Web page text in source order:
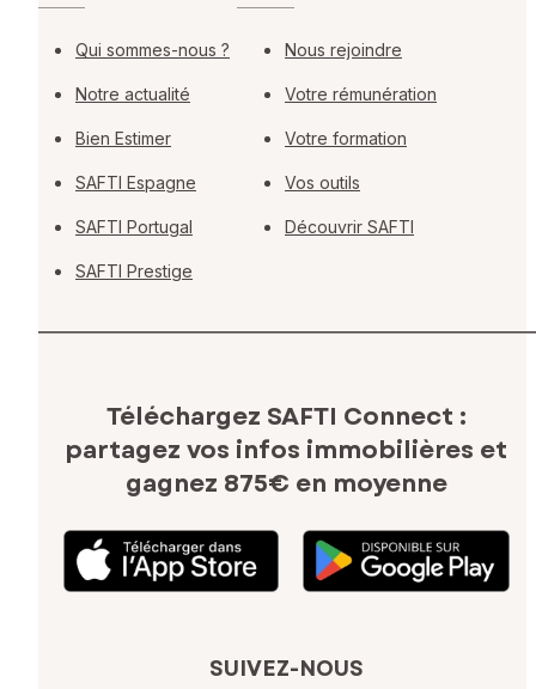
Qui sommes-nous ?
Notre actualité
Bien Estimer
SAFTI Espagne
SAFTI Portugal
SAFTI Prestige
Nous rejoindre
Votre rémunération
Votre formation
Vos outils
Découvrir SAFTI
Téléchargez SAFTI Connect :
partagez vos infos immobilières et
gagnez 875€ en moyenne
SUIVEZ-NOUS